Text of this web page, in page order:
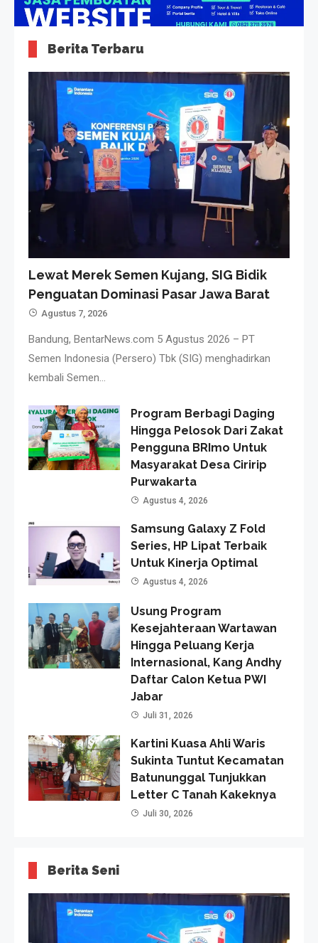
Berita Terbaru
Lewat Merek Semen Kujang, SIG Bidik
Penguatan Dominasi Pasar Jawa Barat
Agustus 7, 2026
Bandung, BentarNews.com 5 Agustus 2026 – PT
Semen Indonesia (Persero) Tbk (SIG) menghadirkan
kembali Semen…
Program Berbagi Daging
Hingga Pelosok Dari Zakat
Pengguna BRImo Untuk
Masyarakat Desa Ciririp
Purwakarta
Agustus 4, 2026
Samsung Galaxy Z Fold
Series, HP Lipat Terbaik
Untuk Kinerja Optimal
Agustus 4, 2026
Usung Program
Kesejahteraan Wartawan
Hingga Peluang Kerja
Internasional, Kang Andhy
Daftar Calon Ketua PWI
Jabar
Juli 31, 2026
Kartini Kuasa Ahli Waris
Sukinta Tuntut Kecamatan
Batununggal Tunjukkan
Letter C Tanah Kakeknya
Juli 30, 2026
Berita Seni